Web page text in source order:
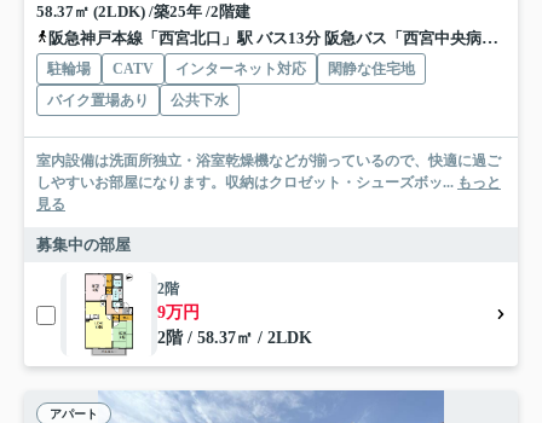
58.37㎡ (2LDK) /築25年 /2階建
阪急神戸本線「西宮北口」駅 バス13分 阪急バス「西宮中央病院前」 停歩9分
駐輪場 CATV インターネット対応
閑静な住宅地
バイク置場あり
公共下水
室内設備は洗面所独立・浴室乾燥機などが揃っているので、快適に過ご
しやすいお部屋になります。収納はクロゼット・シューズボッ... もっと
見る
募集中の部屋
2階
9万円
2階 / 58.37㎡ / 2LDK
アパート